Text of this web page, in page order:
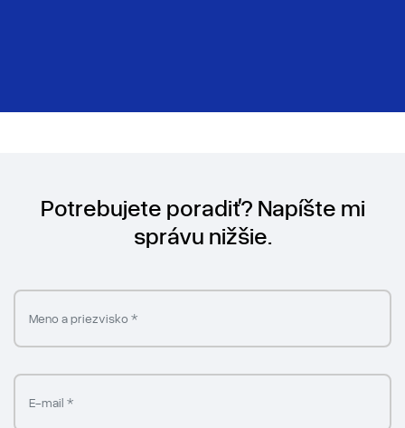
Potrebujete poradiť? Napíšte mi
správu nižšie.